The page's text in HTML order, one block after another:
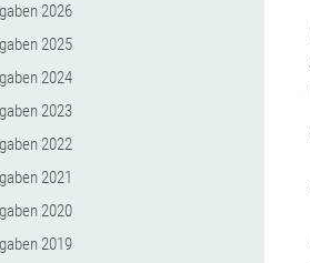
2026
2025
2024
2023
2022
2021
2020
2019